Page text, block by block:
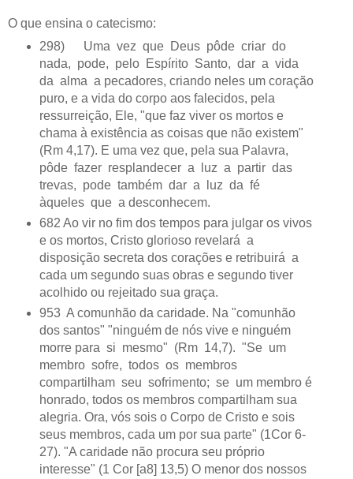
O que ensina o catecismo:
298) Uma vez que Deus pôde criar do
nada, pode, pelo Espírito Santo, dar a vida
da alma a pecadores, criando neles um coração
puro, e a vida do corpo aos falecidos, pela
ressurreição, Ele, "que faz viver os mortos e
chama à existência as coisas que não existem"
(Rm 4,17). E uma vez que, pela sua Palavra,
pôde fazer resplandecer a luz a partir das
trevas, pode também dar a luz da fé
àqueles que a desconhecem.
682 Ao vir no fim dos tempos para julgar os vivos
e os mortos, Cristo glorioso revelará a
disposição secreta dos corações e retribuirá a
cada um segundo suas obras e segundo tiver
acolhido ou rejeitado sua graça.
953 A comunhão da caridade. Na "comunhão
dos santos" "ninguém de nós vive e ninguém
morre para si mesmo" (Rm 14,7). "Se um
membro sofre, todos os membros
compartilham seu sofrimento; se um membro é
honrado, todos os membros compartilham sua
alegria. Ora, vós sois o Corpo de Cristo e sois
seus membros, cada um por sua parte" (1Cor 6-
27). "A caridade não procura seu próprio
interesse" (1 Cor [a8] 13,5) O menor dos nossos